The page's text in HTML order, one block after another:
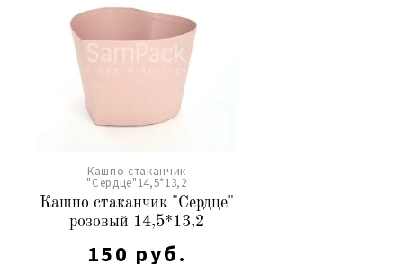
Кашпо стаканчик
"Сердце"14,5*13,2
Кашпо стаканчик "Сердце"
розовый 14,5*13,2
150 руб.